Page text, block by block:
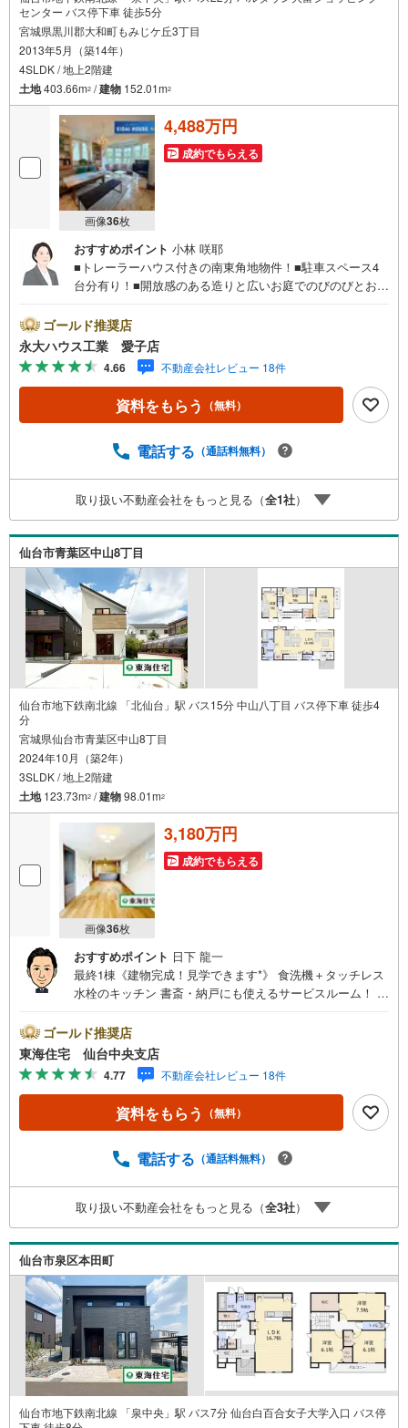
センター バス停下車 徒歩5分
宮城県黒川郡大和町もみじケ丘3丁目
2013年5月（築14年）
4SLDK / 地上2階建
土地403.66m2 /建物 152.01m2
画像36枚
4,488万円
成約でもらえる
おすすめポイント 小林 咲耶
■トレーラーハウス付きの南東角地物件！■駐車スペース4
台分有り！■開放感のある造りと広いお庭でのびのびとお過
心に宮城県内の多数店舗で展開中！こちらでは当社の強み
を大きく2つに分けてご紹介！1.＜豊富な不動産知識＞戸
建・マンション・土地...と種別を問わず不動産を取り扱っ
ております。更に教育施設や商業施設、子育て環境や行政
などの地域情報を総合し、お客様により良い物件選びをし
て頂けるよう、しっかりとサポートさせて頂きます。2.＜
し】【リフォーム】など住宅に関する様々なご質問はもち
ペースも完備！お子様連れのご家族様で是非お越しくださ
い。営業時間:10:00～18:00（定休日火・水曜日※店舗によ
り変動あり）現地のご案内も可能ですので、どうぞお気軽
にお問い合わせください！
ゴールド推奨店
永大ハウス工業 愛子店
4.66 不動産会社レビュー 18件
資料をもらう （無料）
電話する （通話料無料）
取り扱い不動産会社をもっと見る（全1社）
仙台市青葉区中山8丁目
仙台市地下鉄南北線 「北仙台」駅 バス15分 中山八丁目 バス停下車 徒歩4
分
宮城県仙台市青葉区中山8丁目
2024年10月（築2年）
3SLDK / 地上2階建
土地123.73m2 /建物98.01m2
画像36枚
3,180万円
成約でもらえる
おすすめポイント 日下 龍一
最終1棟《建物完成！見学できます*》 食洗機＋タッチレス
水栓のキッチン 書斎・納戸にも使えるサービスルーム！ 断
ールポイント あたたかみのある雰囲気のジャパンディスタ
イル オシャレなアイアン室内物干し （洗面・ホール）イン
テリアやメモも貼れるマグネットボード！*ライフインフォ
メーション イオン仙台中山店:徒歩8分ヨークベニマル:徒歩
7分中山中学校:徒歩9分*購入サポート情報 1.お客様のご希
望・弊社おすすめの金融機関での住宅ローン事前審査を行
りたい人もお気軽にご相談下さい 2.ご来店・ご見学の際
ゴールド推奨店
東海住宅 仙台中央支店
4.77 不動産会社レビュー 18件
資料をもらう （無料）
電話する （通話料無料）
取り扱い不動産会社をもっと見る（全3社）
仙台市泉区本田町
仙台市地下鉄南北線 「泉中央」駅 バス7分 仙台白百合女子大学入口 バス停